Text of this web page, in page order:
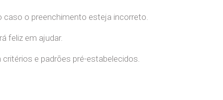
o preenchimento esteja incorreto.
feliz em ajudar.
e padrões pré-estabelecidos.